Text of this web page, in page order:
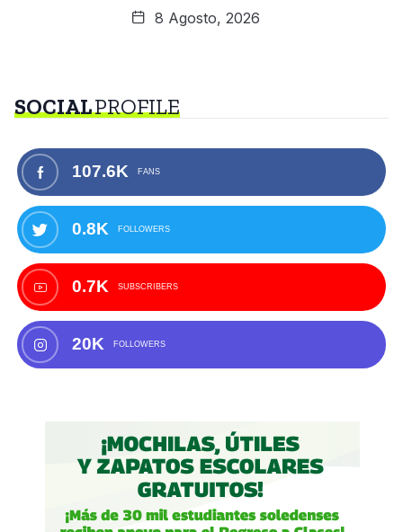
8 Agosto, 2026
SOCIALPROFILE
107.6K FANS
0.8K FOLLOWERS
0.7K SUBSCRIBERS
20K FOLLOWERS